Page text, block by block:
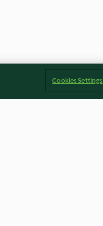
Cookies Settings